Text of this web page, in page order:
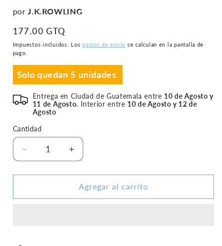
por J.K.ROWLING
Precio
habitual
177.00 GTQ
Impuestos incluidos. Losgastos de envío se calculan en la pantalla de
pago.
Solo quedan 5 unidades.
Entrega en Ciudad de Guatemala entre 10 de Agosto y
11 de Agosto. Interior entre 10 de Agosto y 12 de
Agosto
Cantidad
Reducir
cantidad
para
Potter
Aumentar
cantidad
para
Harry
Potter
Agregar al carrito